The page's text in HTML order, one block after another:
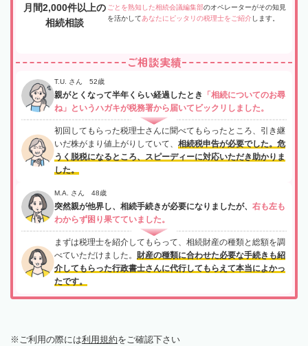
月間2,000件以上の
相続相談
ごとを熟知した相続会議編集部のオペレーターがその知見
を活かしてあなたにピッタリの税理士をご紹介 します。
ご相談実績
T.U. さん 52歳
親がとくなって半年くらい経過したとき
「相続についてのお尋
ね」というハガキが税務署から届いてビックリしました。
初回してもらった税理士さんに聞べてもらったところ、引き継
いだ株がまり値上がりしていて、 相続税申告が必要でした。危
うく脱税になるところ、スピーディーに対応いただき助かりま
した。
M.A. さん 48歳
突然親が他界し、相続手続きが必要になりましたが、 右も左も
わからず困り果てていました。
まずは税理士を紹介してもらって、相続財産の種類と総額を調
べていただけました。 財産の種類に合わせた必要な手続きも紹
介してもらった行政書士さんに代行してもらえて本当によかっ
たです。
ご利用の際には利用規約をご確認下さい